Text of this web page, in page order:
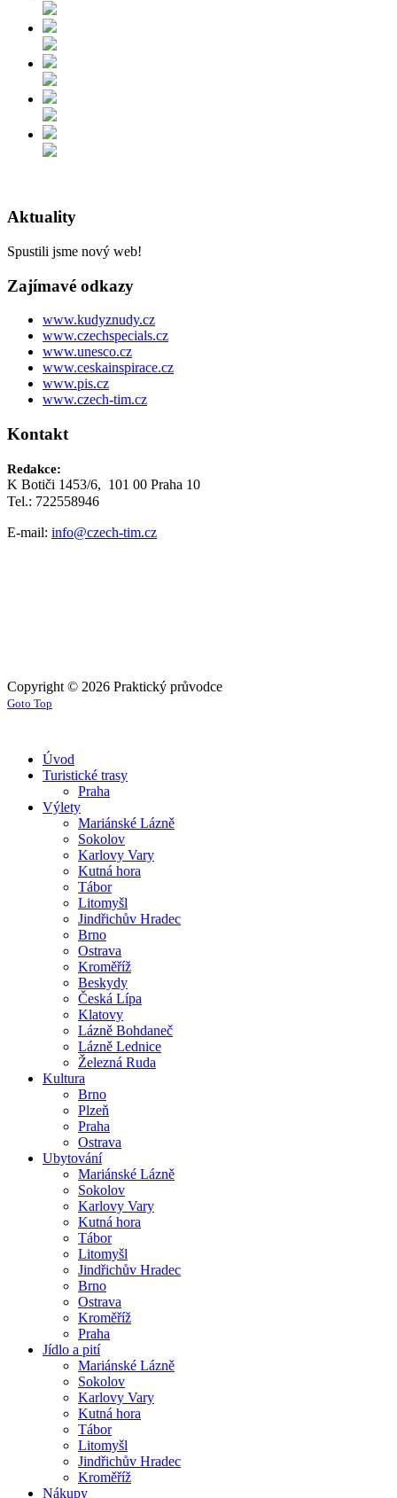
Aktuality
Spustili jsme nový web!
Zajímavé odkazy
www.kudyznudy.cz
www.czechspecials.cz
www.unesco.cz
www.ceskainspirace.cz
www.pis.cz
www.czech-tim.cz
Kontakt
Redakce:
K Botiči 1453/6, 101 00 Praha 10
Tel.: 722558946
E-mail: info@czech-tim.cz
Copyright © 2026 Praktický průvodce
Goto Top
Úvod
Turistické trasy
Praha
Výlety
Mariánské Lázně
Sokolov
Karlovy Vary
Kutná hora
Tábor
Litomyšl
Jindřichův Hradec
Brno
Ostrava
Kroměříž
Beskydy
Česká Lípa
Klatovy
Lázně Bohdaneč
Lázně Lednice
Železná Ruda
Kultura
Brno
Plzeň
Praha
Ostrava
Ubytování
Mariánské Lázně
Sokolov
Karlovy Vary
Kutná hora
Tábor
Litomyšl
Jindřichův Hradec
Brno
Ostrava
Kroměříž
Praha
Jídlo a pití
Mariánské Lázně
Sokolov
Karlovy Vary
Kutná hora
Tábor
Litomyšl
Jindřichův Hradec
Kroměříž
Nákupy